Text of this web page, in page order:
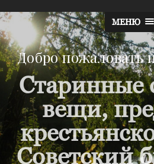
МЕНЮ
Добро пожаловать
Старинные
вещи,
Советский